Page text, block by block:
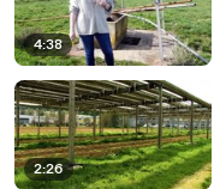
4:38
2:26